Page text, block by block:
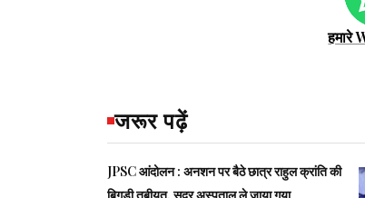
हमारे
जरूर पढ़ें
JPSC आंदोलन : अनशन पर बैठे छात्र राहुल क्रांति की